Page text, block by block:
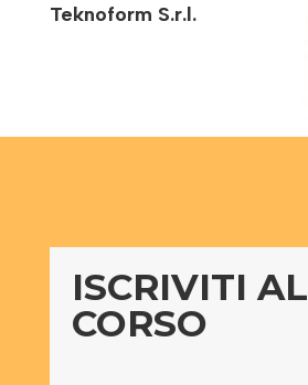
Teknoform S.r.l.
ISCRIVITI AL
CORSO